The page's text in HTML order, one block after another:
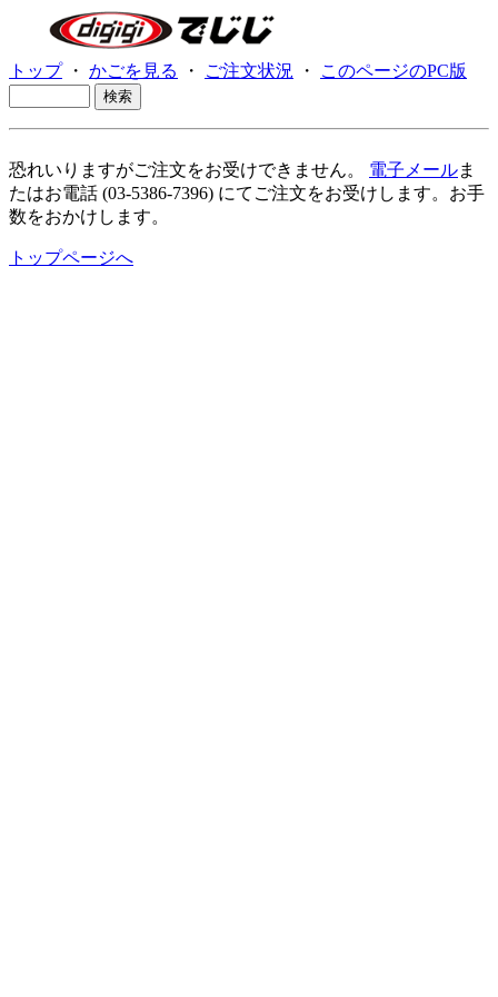
トップ・ かごを見る ・ ご注文状況 ・ このページのPC版
恐れいりますがご注文をお受けできません。 電子メールま
たはお電話 (03-5386-7396) にてご注文をお受けします。お手
数をおかけします。
トップページへ